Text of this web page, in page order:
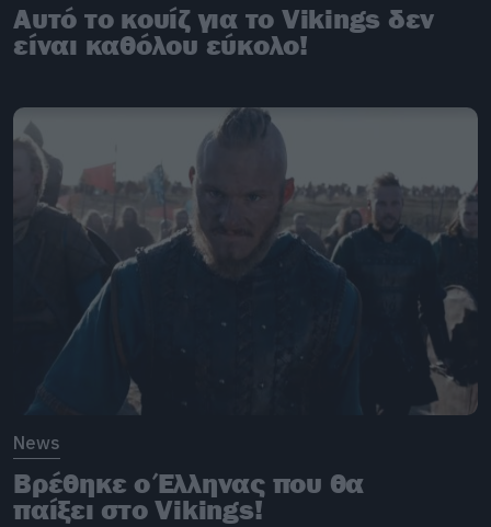
Αυτό το κουίζ για το Vikings δεν
είναι καθόλου εύκολο!
News
Βρέθηκε ο Έλληνας που θα
παίξει στο Vikings!